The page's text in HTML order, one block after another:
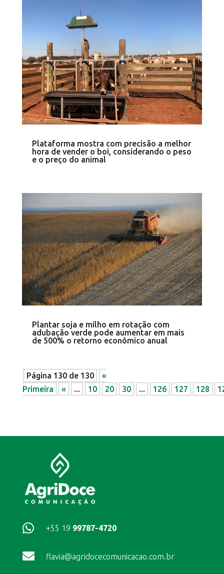
Plataforma mostra com precisão a melhor
hora de vender o boi, considerando o peso
e o preço do animal
Plantar soja e milho em rotação com
adubação verde pode aumentar em mais
de 500% o retorno econômico anual
Página 130 de 130
«
Primeira
« ... 10 20 30 ... 126 127 128
 +55 19 99787-4720
 flavia@agridocecomunicacao.com.br